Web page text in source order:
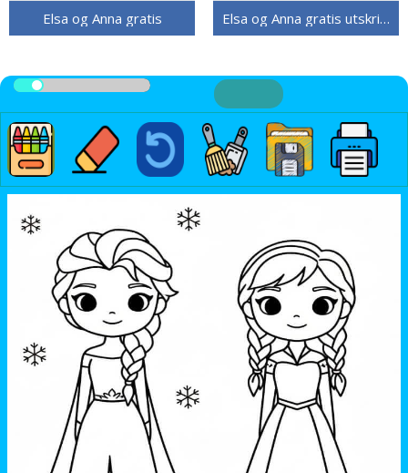
Elsa og Anna gratis Elsa og Anna gratis utskrivbar